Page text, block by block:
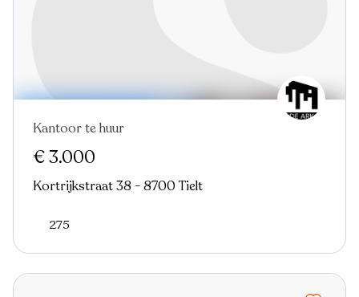
Nieuw
Kantoor te huur
€ 3.000
Kortrijkstraat 38 - 8700 Tielt
275